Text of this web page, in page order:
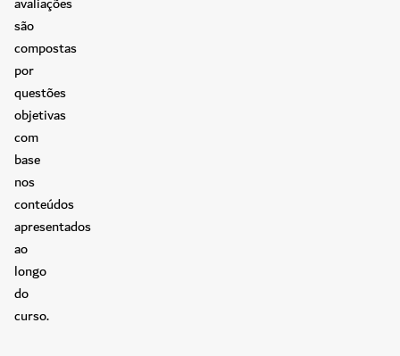
são
compostas
por
questões
objetivas
com
base
nos
conteúdos
apresentados
ao
longo
do
curso.